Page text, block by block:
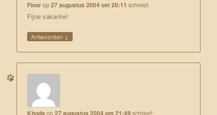
Floorop27 augustus 2004 om 20:11 schreef:
Fijne vakantie!
Antwoorden ↓
Khoda op27 augustus 2004 om 21:49 schreef: